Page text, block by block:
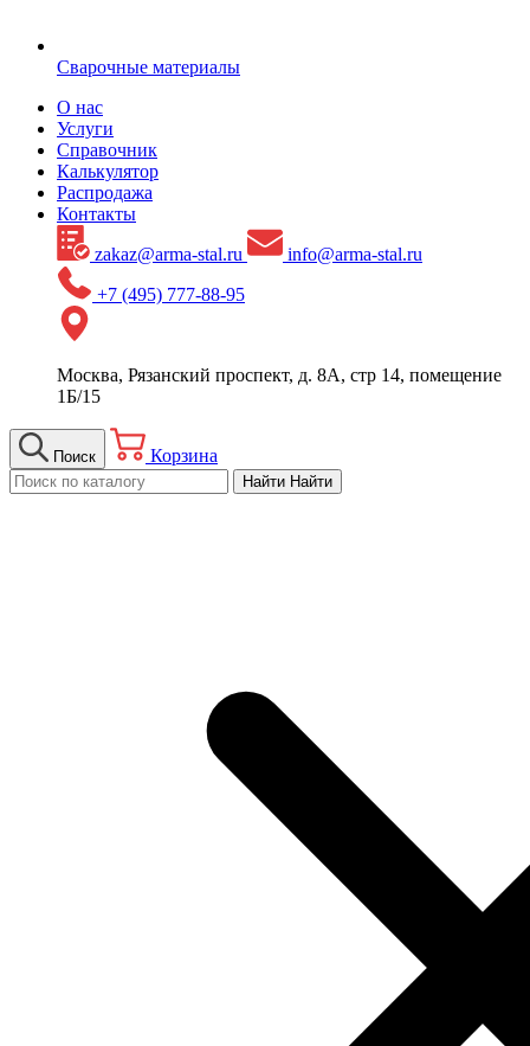
Сварочные материалы
О нас
Услуги
Справочник
Калькулятор
Распродажа
Контакты
zakaz@arma-stal.ru
info@arma-stal.ru
+7 (495) 777-88-95
Москва, Рязанский проспект, д. 8А, стр 14, помещение
1Б/15
Поиск Корзина
Найти Найти